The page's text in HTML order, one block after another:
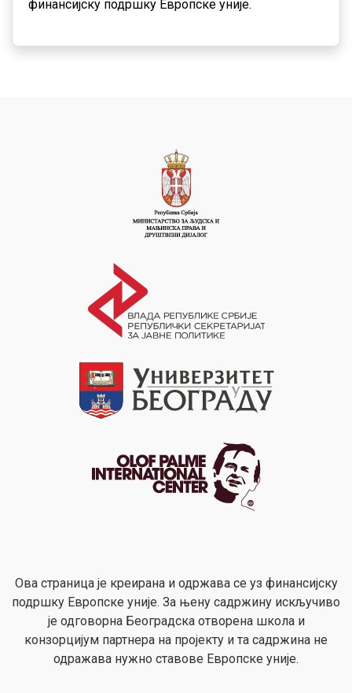
финансијску подршку Европске уније.
Ова страница је креирана и одржава се уз финансијску
подршку Европске уније. За њену садржину искључиво
је одговорна Београдска отворена школа и
конзорцијум партнера на пројекту и та садржина не
одражава нужно ставове Европске уније.